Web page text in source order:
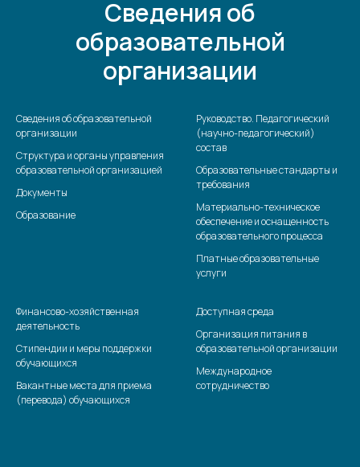
Сведения об
образовательной
организации
Сведения об образовательной
организации
Структура и органы управления
образовательной организацией
Документы
Образование
Руководство. Педагогический
(научно-педагогический)
состав
Образовательные стандарты и
требования
Материально-техническое
обеспечение и оснащенность
образовательного процесса
Платные образовательные
услуги
Финансово-хозяйственная
деятельность
Стипендии и меры поддержки
обучающихся
Вакантные места для приема
(перевода) обучающихся
Доступная среда
Организация питания в
образовательной организации
Международное
сотрудничество